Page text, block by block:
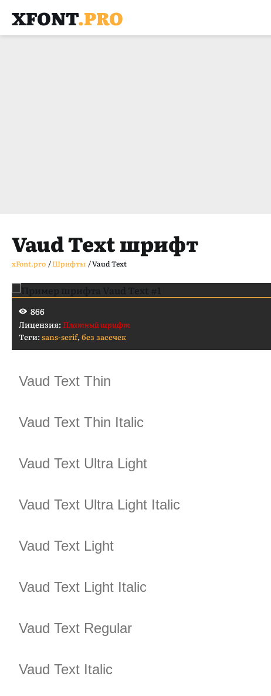
XFONT.PRO
Vaud Text шрифт
xFont.pro /Шрифты /Vaud Text
866
Лицензия:Платный шрифт
Теги:sans-serif,без засечек